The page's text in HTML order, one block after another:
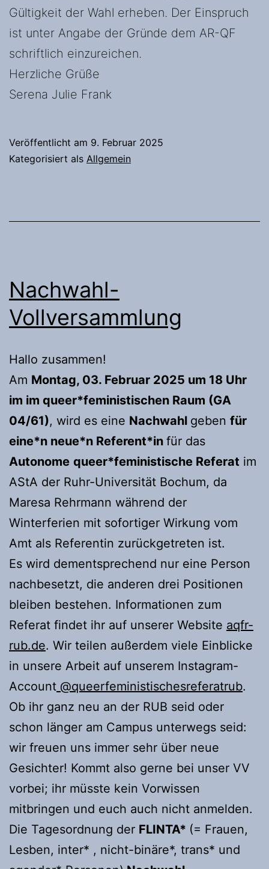
Gültigkeit der Wahl erheben. Der Einspruch
ist unter Angabe der Gründe dem AR-QF
schriftlich einzureichen.
Herzliche Grüße
Serena Julie Frank
Veröffentlicht am 9. Februar 2025
Kategorisiert als Allgemein
Nachwahl-
Vollversammlung
Hallo zusammen!
Am Montag, 03. Februar 2025 um 18 Uhr
im im queer*feministischen Raum (GA
04/61), wird es eine Nachwahl geben für
eine*n neue*n Referent*in für das
Autonome queer*feministische Referat im
AStA der Ruhr-Universität Bochum, da
Maresa Rehrmann während der
Winterferien mit sofortiger Wirkung vom
Amt als Referentin zurückgetreten ist.
Es wird dementsprechend nur eine Person
nachbesetzt, die anderen drei Positionen
bleiben bestehen. Informationen zum
Referat findet ihr auf unserer Website aqfr-
rub.de. Wir teilen außerdem viele Einblicke
in unsere Arbeit auf unserem Instagram-
Account @queerfeministischesreferatrub.
Ob ihr ganz neu an der RUB seid oder
schon länger am Campus unterwegs seid:
wir freuen uns immer sehr über neue
Gesichter! Kommt also gerne bei unser VV
vorbei; ihr müsste kein Vorwissen
mitbringen und euch auch nicht anmelden.
Die Tagesordnung der FLINTA* (= Frauen,
Lesben, inter* , nicht-binäre*, trans* und